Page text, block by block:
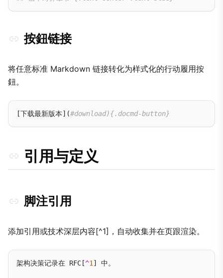
按鈕链接
将任意标准 Markdown 链接转化为样式化的行动履用按
鈕。
[下载最新版本](#download){.docmd-button}
引用与定义
脚注引用
添加引用或技术深层内容[^1]，自动收集并在页跟渲染。
架构决策记录在 RFC[^1 ] 中。